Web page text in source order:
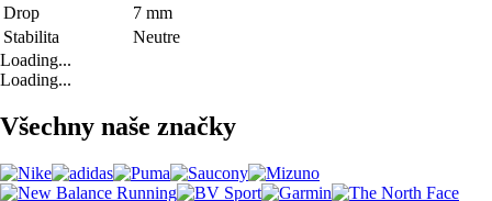
Drop
7 mm
Stabilita
Neutre
Loading...
Loading...
Všechny naše značky